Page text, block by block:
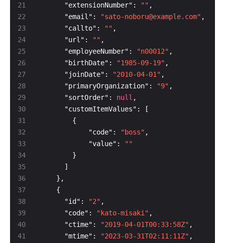
23
24
25
26
27
28
29
30
33
34
35
36
37
38
39
40
      "extensionNumber":
""
      "email":
"sato-noboru@example.com"
      "callto":
""
      "url":
""
      "employeeNumber":
"n00012"
      "birthDate":
"1985-09-19"
      "joinDate":
"2010-04-01"
      "primaryOrganization":
"9"
      "sortOrder":
null
            "code":
"boss"
            "value":
""
      "id":
"2"
      "code":
"kato-misaki"
      "ctime":
"2019-04-01T00:33:58Z"
      "mtime":
"2023-03-31T02:11:11Z"